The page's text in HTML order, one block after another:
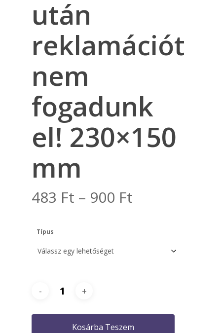
után
reklamációt
nem
fogadunk
el! 230×150
mm
483 Ft – 900 Ft
Típus
Kosárba Teszem